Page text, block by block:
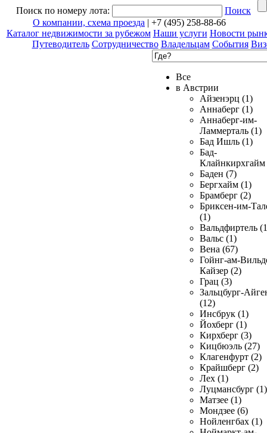
Поиск по номеру лота:
Поиск
О компании, схема проезда | +7 (495) 258-88-66
Каталог недвижимости за рубежом Наши услуги Новости
Путеводитель Сотрудничество Владельцам События
Все
в Австрии
Айзенэрц (1)
Аннаберг (1)
Аннаберг-им-
Ламмерталь (1)
Бад Ишль (1)
Бад-
Клайнкирхгайм
Баден (7)
Бергхайм (1)
Брамберг (2)
Бриксен-им-
(1)
Вальдфиртель
Вальс (1)
Вена (67)
Гойнг-ам-
Кайзер (2)
Грац (3)
Зальцбург-
(12)
Инсбрук (1)
Йохберг (1)
Кирхберг (3)
Кицбюэль (27)
Клагенфурт (2)
Крайшберг (2)
Лех (1)
Луцмансбург (1)
Матзее (1)
Мондзее (6)
Нойленгбах (1)